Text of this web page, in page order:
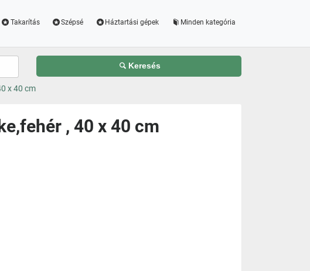
Takarítás Szépsé Háztartási gépek Minden kategória
Keresés
x 40 cm
, 40 x 40 cm